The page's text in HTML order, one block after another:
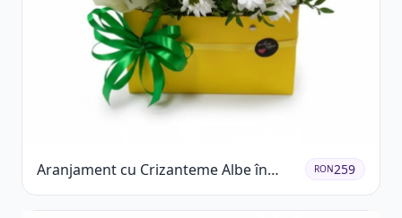
Aranjament cu Crizanteme Albe în
Cutie Galbenă
RON259